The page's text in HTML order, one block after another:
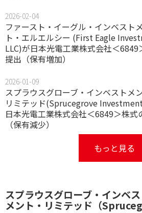
2026-02-04
ファースト・イーグル・インベスト
ト・エルエルシー (First Eagle
LLC)が日本光電工業株式会社＜
提出（保有増加）
2026-01-09
スプラウスグローブ・インベストメ
リミテッド(Sprucegrove
日本光電工業株式会社＜6849＞株式
（保有減少）
もっと見る
スプラウスグローブ・インベ
メント・リミテッド（